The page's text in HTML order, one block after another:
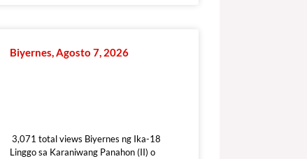
Biyernes, Agosto 7, 2026
3,071 total views Biyernes ng Ika-18
Linggo sa Karaniwang Panahon (II) o